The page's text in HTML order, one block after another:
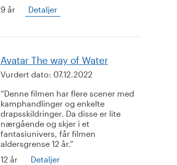
9 år
Detaljer
Avatar The way of Water
Vurdert dato: 07.12.2022
Denne filmen har flere scener med
kamphandlinger og enkelte
drapsskildringer. Da disse er lite
nærgående og skjer i et
fantasiunivers, får filmen
aldersgrense 12 år.
12 år
Detaljer